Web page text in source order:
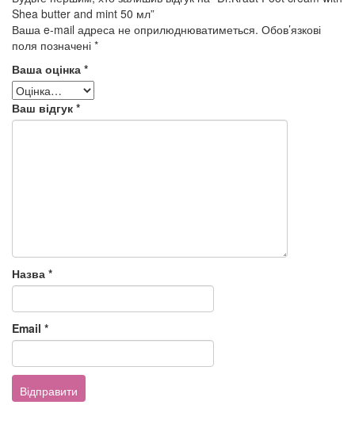
Shea butter and mint 50 мл”
Ваша e-mail адреса не оприлюднюватиметься. Обов’язкові
поля позначені *
Ваша оцінка *
Ваш відгук *
Назва *
Email *